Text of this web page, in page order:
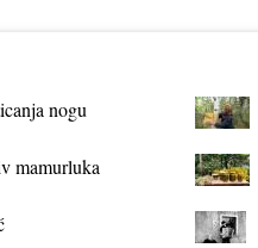
nogu
mamurluka